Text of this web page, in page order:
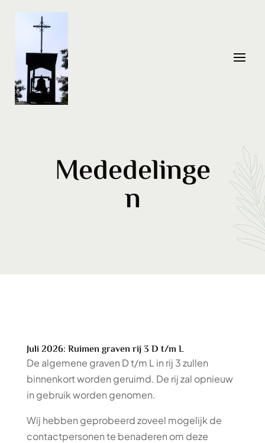
Mededelinge
n
Juli 2026: Ruimen graven rij 3 D t/m L
De algemene graven D t/m L in rij 3 zullen
binnenkort worden geruimd. De rij zal opnieuw
in gebruik worden genomen.
Wij hebben geprobeerd zoveel mogelijk de
contactpersonen te benaderen om deze